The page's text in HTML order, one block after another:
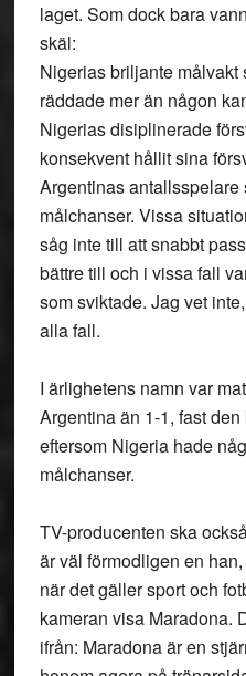
laget. Som dock bara
skäl:
Nigerias briljante målvakt
räddade mer än någon
Nigerias disiplinerade
konsekvent hållit sina
Argentinas
målchanser. Vissa
såg inte till att snabbt
bättre till och i vissa fall
som sviktade. Jag vet
alla fall.
I ärlighetens namn var
Argentina än 1-1, fast
eftersom Nigeria hade
målchanser.
TV-producenten ska
är väl förmodligen en
när det gäller sport och
kameran visa Maradona.
ifrån: Maradona är en